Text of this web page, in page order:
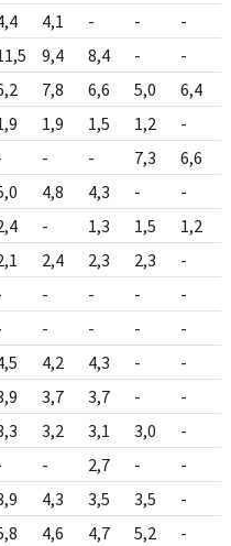
4,1 - - -
9,4 8,4 - -
7,8 6,6 5,0 6,4
1,9 1,5 1,2 -
- - 7,3 6,6
4,8 4,3 - -
- 1,3 1,5 1,2
2,4 2,3 2,3 -
- - - -
- - - -
4,2 4,3 - -
3,7 3,7 - -
3,2 3,1 3,0 -
- 2,7 - -
4,3 3,5 3,5 -
4,6 4,7 5,2 -